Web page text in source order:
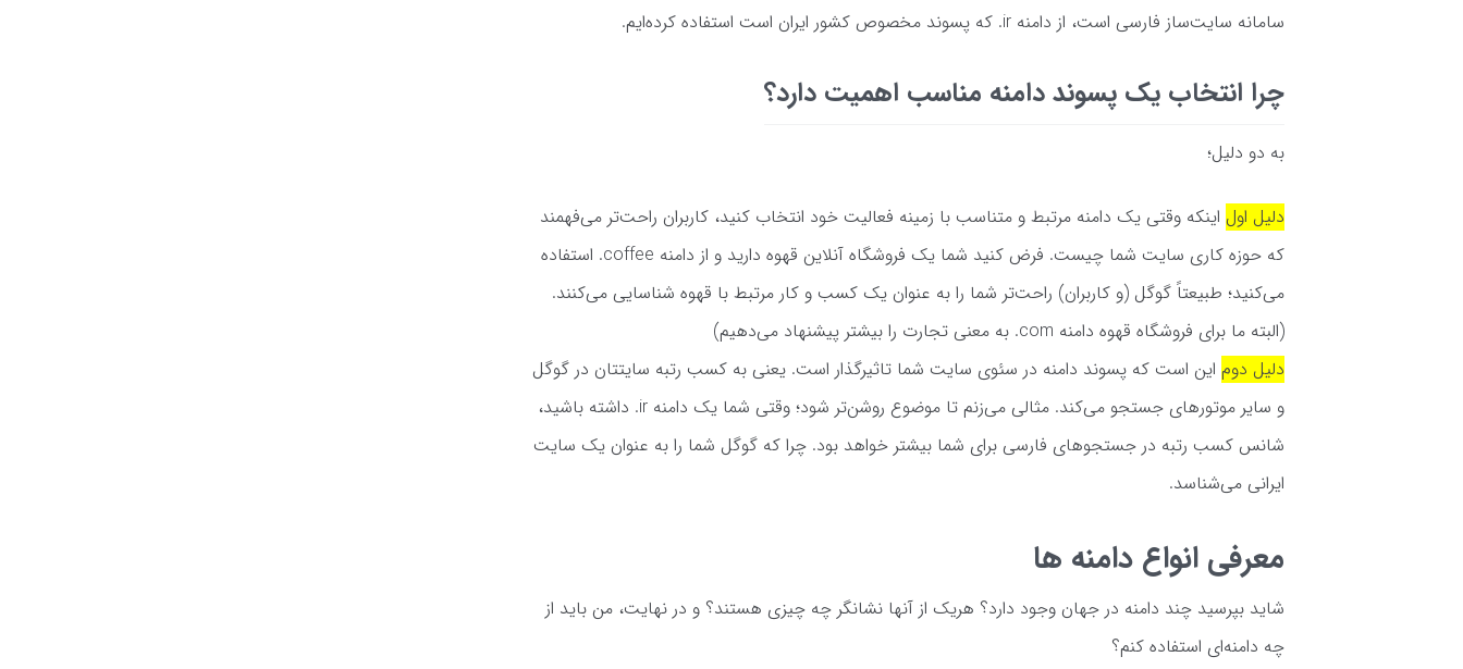
سامانه سایت‌ساز فارسی است، از دامنه ir. که پسوند مخصوص کشور ایران است استفاده کرده‌ایم.
چرا انتخاب یک پسوند دامنه مناسب اهمیت دارد؟
به دو دلیل؛
دلیل اول اینکه وقتی یک دامنه مرتبط و متناسب با زمینه فعالیت خود انتخاب کنید، کاربران راحت‌تر می‌فهمند
که حوزه کاری سایت شما چیست. فرض کنید شما یک فروشگاه آنلاین قهوه دارید و از دامنه coffee. استفاده
می‌کنید؛ طبیعتاً گوگل (و کاربران) راحت‌تر شما را به عنوان یک کسب و کار مرتبط با قهوه شناسایی می‌کنند.
(البته ما برای فروشگاه قهوه دامنه com. به معنی تجارت را بیشتر پیشنهاد می‌دهیم)
دلیل دوم این است که پسوند دامنه در سئوی سایت شما تاثیرگذار است. یعنی به کسب رتبه سایتتان در گوگل
و سایر موتورهای جستجو می‌کند. مثالی می‌زنم تا موضوع روشن‌تر شود؛ وقتی شما یک دامنه ir. داشته باشید،
شانس کسب رتبه در جستجوهای فارسی برای شما بیشتر خواهد بود. چرا که گوگل شما را به عنوان یک سایت
ایرانی می‌شناسد.
معرفی انواع دامنه ها
شاید بپرسید چند دامنه در جهان وجود دارد؟ هریک از آنها نشانگر چه چیزی هستند؟ و در نهایت، من باید از
چه دامنه‌ای استفاده کنم؟